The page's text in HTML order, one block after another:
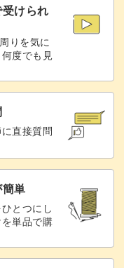
ラーネイルを施すと
！
ション感が組み合わ
36:21
けられ
りを気に
度でも見
直接質問
単
とつにし
単品で購